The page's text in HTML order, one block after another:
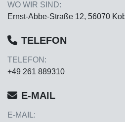
WO WIR SIND:
Ernst-Abbe-Straße 12, 56070
TELEFON
TELEFON:
+49 261 889310
E-MAIL
E-MAIL: